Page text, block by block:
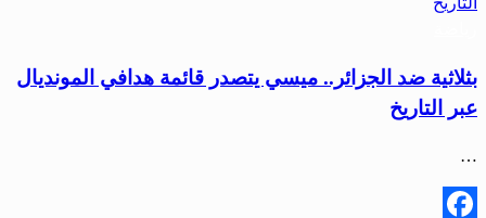
بثلاثية ضد الجزائر.. ميسي يتصدر قائمة هدافي المونديال
عبر التاريخ
…